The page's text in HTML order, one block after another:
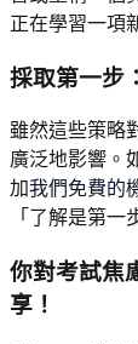
正在學習一項
採取第一步
雖然這些策略
廣泛地影響。
加我們免費的
「了解是第一
你對考試焦
享！